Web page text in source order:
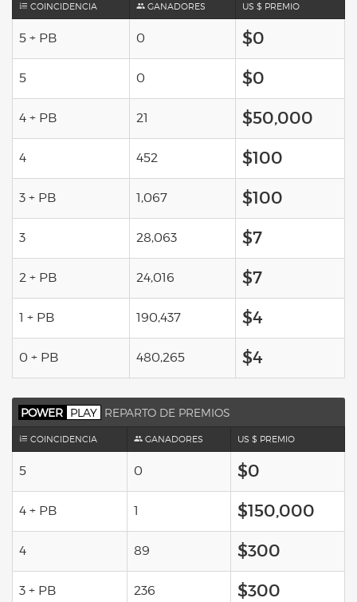
COINCIDENCIA GANADORES US $ PREMIO
5 + PB 0 $0
5 0 $0
4 + PB 21 $50,000
4 452 $100
3 + PB 1,067 $100
3 28,063 $7
2 + PB 24,016 $7
1 + PB 190,437 $4
0 + PB 480,265 $4
POWER PLAY REPARTO DE PREMIOS
COINCIDENCIA GANADORES US $ PREMIO
5 0 $0
4 + PB 1 $150,000
4 89 $300
3 + PB 236 $300